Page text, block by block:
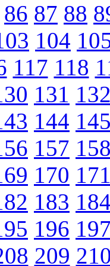
86 87 88
104
117 118
131
144
157
170
183
196
209